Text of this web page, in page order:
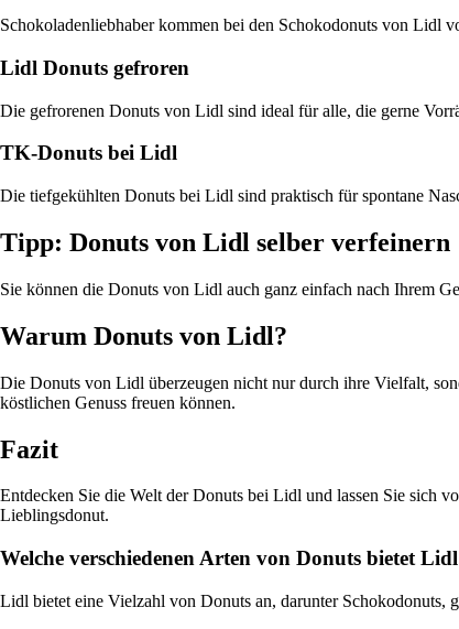
Schokoladenliebhaber kommen bei den Schokodonuts von Lidl
Lidl Donuts gefroren
Die gefrorenen Donuts von Lidl sind ideal für alle, die gerne
TK-Donuts bei Lidl
Die tiefgekühlten Donuts bei Lidl sind praktisch für spontane
Tipp: Donuts von Lidl selber verfeinern
Sie können die Donuts von Lidl auch ganz einfach nach Ihrem
Warum Donuts von Lidl?
Die Donuts von Lidl überzeugen nicht nur durch ihre Vielfalt,
köstlichen Genuss freuen können.
Fazit
Entdecken Sie die Welt der Donuts bei Lidl und lassen Sie sich
Lieblingsdonut.
Welche verschiedenen Arten von Donuts bietet
Lidl bietet eine Vielzahl von Donuts an, darunter Schokodonuts,